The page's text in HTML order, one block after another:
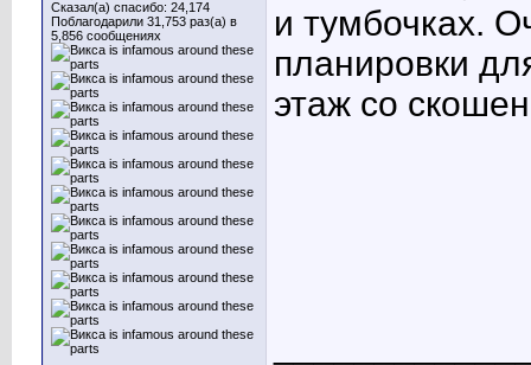
Сказал(а) спасибо: 24,174
Поблагодарили 31,753 раз(а) в
5,856 сообщениях
и тумбочках.
планировки
этаж со